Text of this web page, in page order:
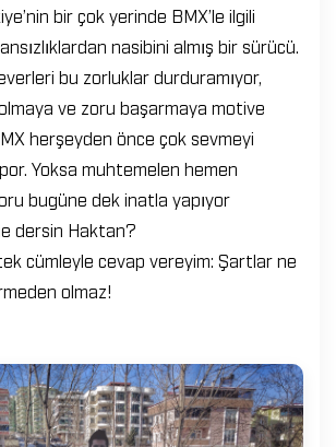
bir çok yerinde BMX’le ilgili
nasibini almış bir sürücü.
bu zorluklar durduramıyor,
ve zoru başarmaya motive
herşeyden önce çok sevmeyi
Yoksa muhtemelen hemen
bugüne dek inatla yapıyor
dersin Haktan?
cümleyle cevap vereyim: Şartlar ne
olmaz!